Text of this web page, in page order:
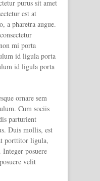
purus sit amet
est at
a pharetra augue.
mi porta
id ligula porta
id ligula porta
ornare sem
Cum sociis
parturient
Duis mollis, est
porttitor ligula,
posuere
velit